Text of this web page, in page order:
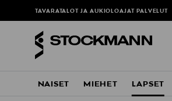
TAVARATALOT JA AUKIOLOAJAT PALVELUT
NAISET MIEHET LAPSET